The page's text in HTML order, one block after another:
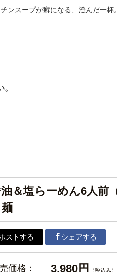
ンスープが癖になる、澄んだ一杯。
＆塩らーめん6人前
ストする シェアする
価格： 3,980円 （税込み）